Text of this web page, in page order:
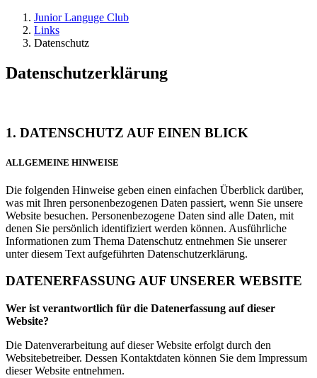
Junior Languge Club
Links
Datenschutz
Datenschutzerklärung
1. DATENSCHUTZ AUF EINEN BLICK
ALLGEMEINE HINWEISE
Die folgenden Hinweise geben einen einfachen Überblick darüber,
was mit Ihren personenbezogenen Daten passiert, wenn Sie unsere
Website besuchen. Personenbezogene Daten sind alle Daten, mit
denen Sie persönlich identifiziert werden können. Ausführliche
Informationen zum Thema Datenschutz entnehmen Sie unserer
unter diesem Text aufgeführten Datenschutzerklärung.
DATENERFASSUNG AUF UNSERER WEBSITE
Wer ist verantwortlich für die Datenerfassung auf dieser
Website?
Die Datenverarbeitung auf dieser Website erfolgt durch den
Websitebetreiber. Dessen Kontaktdaten können Sie dem Impressum
dieser Website entnehmen.